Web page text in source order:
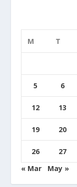
M T
5 6
12 13
19 20
26 27
« Mar
May »